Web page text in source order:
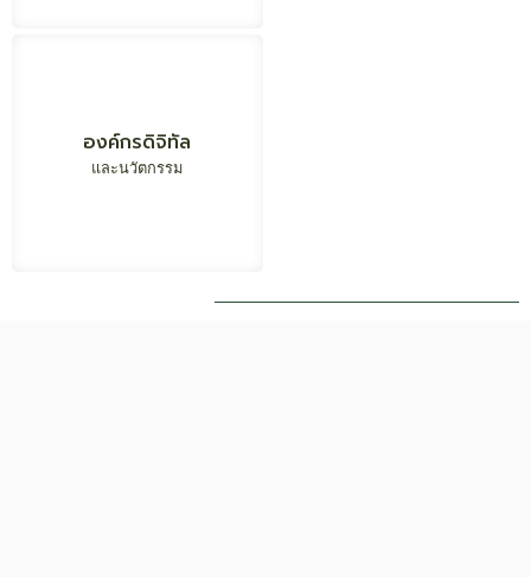
องค์กรดิจิทัล
และนวัตกรรม
ด้านนวัตกรรม ข้อมูล และ
การสื่อสารที่ทันสมัย